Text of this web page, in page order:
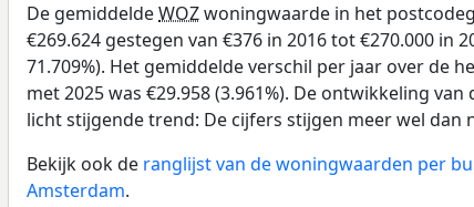
De gemiddeldeWOZwoningwaarde in het
€269.624 gestegen van €376 in 2016 tot €270.000 in
71.709%). Het gemiddelde verschil per jaar over de
met 2025 was €29.958 (3.961%). De ontwikkeling
licht stijgende trend: De cijfers stijgen meer wel dan
Bekijk ook de ranglijst van de woningwaarden per
Amsterdam.